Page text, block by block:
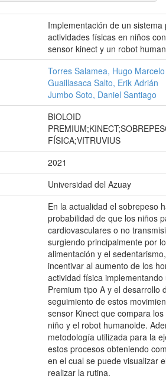
Implementación de un
actividades físicas en niños
sensor kinect y un robot
Torres Salamea, Hugo Marcelo
Guaillasaca Salto, Erik Adrián
Jumbo Soto, Daniel Santiago
BIOLOID
FÍSICA;VITRUVIUS
2021
Universidad del Azuay
En la actualidad el sobrepeso
probabilidad de que los niños
cardiovasculares o no
surgiendo principalmente por
alimentación y el
incentivar al aumento de los
actividad física
Premium tipo A y el desarrollo
seguimiento de estos
sensor Kinect que compara
niño y el robot humanoide.
metodología utilizada para la
estos procesos obteniendo
en el cual se puede visualizar
realizar la rutina.